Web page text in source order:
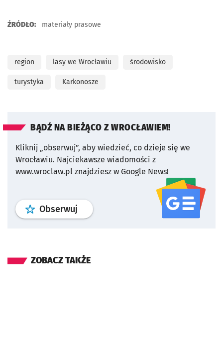
ŹRÓDŁO: materiały prasowe
region lasy we Wrocławiu środowisko
turystyka Karkonosze
BĄDŹ NA BIEŻĄCO Z WROCŁAWIEM!
Kliknij „obserwuj”, aby wiedzieć, co dzieje się we
Wrocławiu. Najciekawsze wiadomości z
www.wroclaw.pl znajdziesz w Google News!
Obserwuj profil serwisu
ZOBACZ TAKŻE